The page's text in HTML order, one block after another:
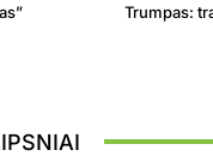
Trumpas: